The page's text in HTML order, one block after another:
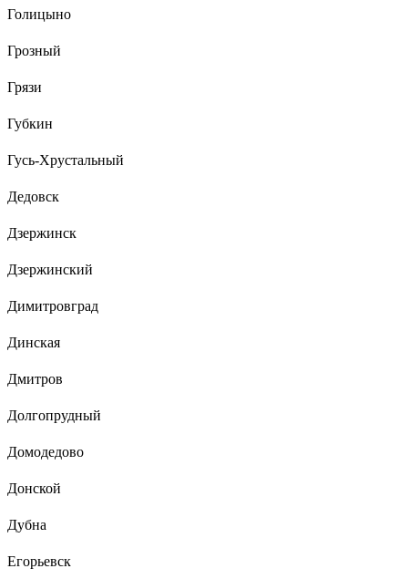
Голицыно
Грозный
Грязи
Губкин
Гусь-Хрустальный
Дедовск
Дзержинск
Дзержинский
Димитровград
Динская
Дмитров
Долгопрудный
Домодедово
Донской
Дубна
Егорьевск